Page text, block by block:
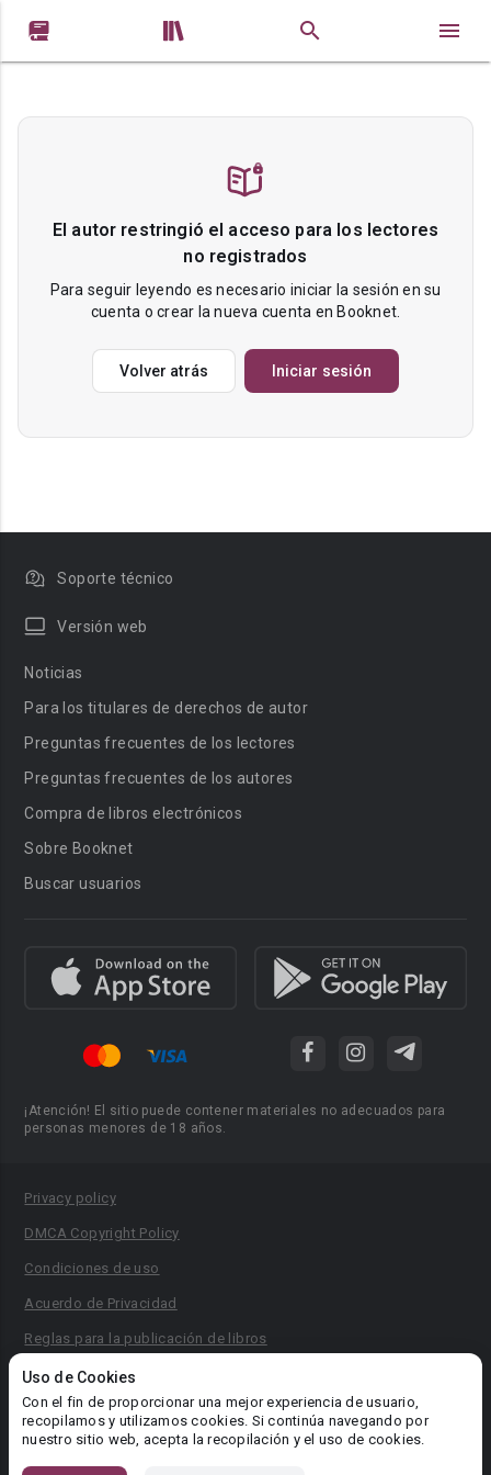
 
El autor restringió el acceso para los lectores
no registrados
Para seguir leyendo es necesario iniciar la sesión en su
cuenta o crear la nueva cuenta en Booknet.
Volver atrás Iniciar sesión
Uso de Cookies
Con el fin de proporcionar una mejor experiencia de usuario,
recopilamos y utilizamos cookies. Si continúa navegando por
nuestro sitio web, acepta la recopilación y el uso de cookies.
Soporte técnico
Versión web
Noticias
Para los titulares de derechos de autor
Preguntas frecuentes de los lectores
Preguntas frecuentes de los autores
Compra de libros electrónicos
Sobre Booknet
Buscar usuarios
¡Atención! El sitio puede contener materiales no adecuados para
personas menores de 18 años.
Privacy policy
DMCA Copyright Policy
Condiciones de uso
Acuerdo de Privacidad
Reglas para la publicación de libros
Área RR.PP.: pr@booknet.com
© 2026 Booknet. Todos los derechos reservados.